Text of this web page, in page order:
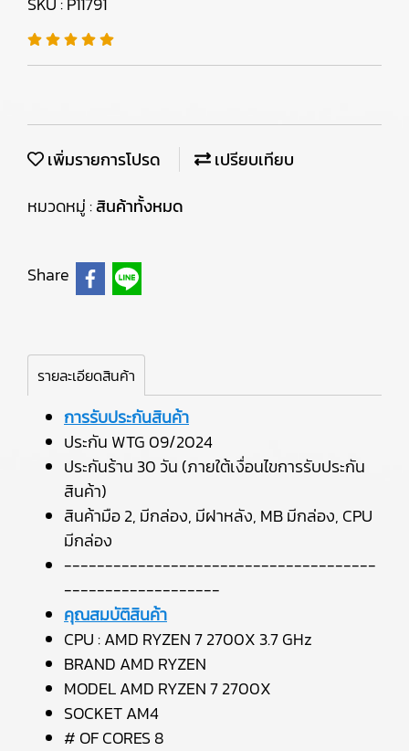
เพิ่มรายการโปรด
เปรียบเทียบ
หมวดหมู่ :สินค้าทั้งหมด
Share
รายละเอียดสินค้า
การรับประกันสินค้า
ประกัน WTG 09/2024
ประกันร้าน 30 วัน (ภายใต้เงื่อนไขการรับประกัน
สินค้า)
สินค้ามือ 2, มีกล่อง, มีฝาหลัง, MB มีกล่อง, CPU
มีกล่อง
--------------------------------------
-------------------
คุณสมบัติสินค้า
CPU : AMD RYZEN 7 2700X 3.7 GHz
BRAND AMD RYZEN
MODEL AMD RYZEN 7 2700X
SOCKET AM4
# OF CORES 8